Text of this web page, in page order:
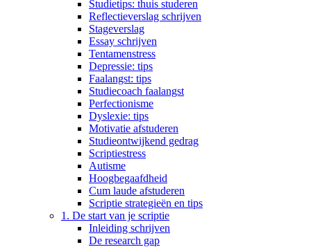
Studietips: thuis studeren
Reflectieverslag schrijven
Stageverslag
Essay schrijven
Tentamenstress
Depressie: tips
Faalangst: tips
Studiecoach faalangst
Perfectionisme
Dyslexie: tips
Motivatie afstuderen
Studieontwijkend gedrag
Scriptiestress
Autisme
Hoogbegaafdheid
Cum laude afstuderen
Scriptie strategieën en tips
1. De start van je scriptie
Inleiding schrijven
De research gap